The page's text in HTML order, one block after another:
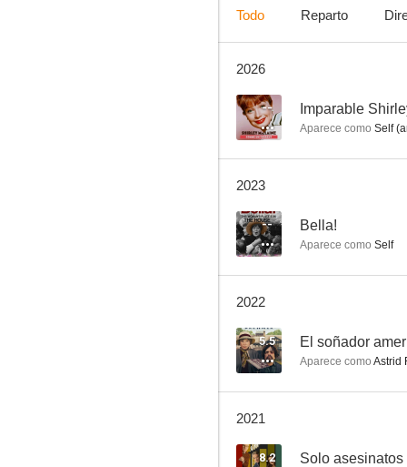
Historias de San Valentín
5.4
Todo Reparto
2026
-- Imparable
Aparece como Self
2023
-- Bella!
Aparece como Self
2022
5.5 El soñador
Aparece como Astrid
2021
8.2 Solo